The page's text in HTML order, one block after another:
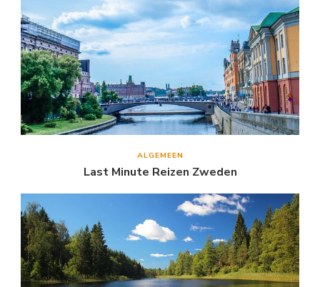
ALGEMEEN
Last Minute Reizen Zweden